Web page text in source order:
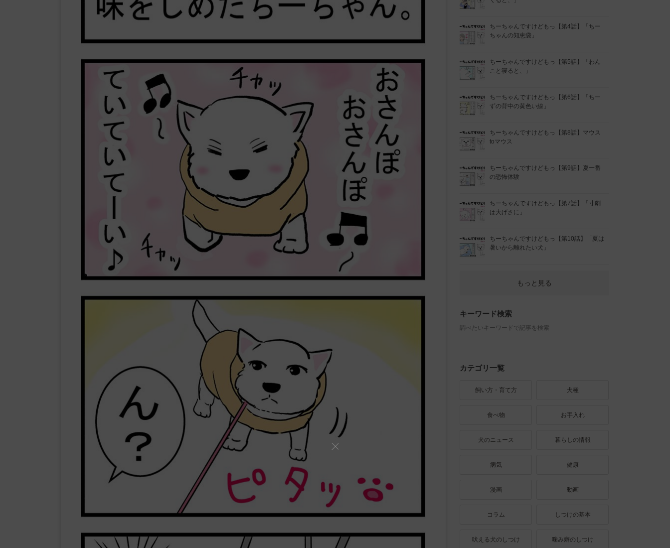
ちーちゃんですけどもっ【第4話】「ちー
ちゃんの知恵袋」
ちーちゃんですけどもっ【第5話】「わん
こと寝ると、」
ちーちゃんですけどもっ【第6話】「ちー
ずの背中の黄色い線」
ちーちゃんですけどもっ【第8話】マウス
toマウス
ちーちゃんですけどもっ【第9話】夏一番
の恐怖体験
ちーちゃんですけどもっ【第7話】「寸劇
は大げさに」
ちーちゃんですけどもっ【第10話】「夏は
暑いから離れたい犬」
もっと見る
キーワード検索
調べたいキーワードで記事を検索
カテゴリ一覧
飼い方・育て方 犬種
食べ物 お手入れ
犬のニュース 暮らしの情報
病気 健康
漫画 動画
コラム しつけの基本
吠える犬のしつけ 噛み癖のしつけ